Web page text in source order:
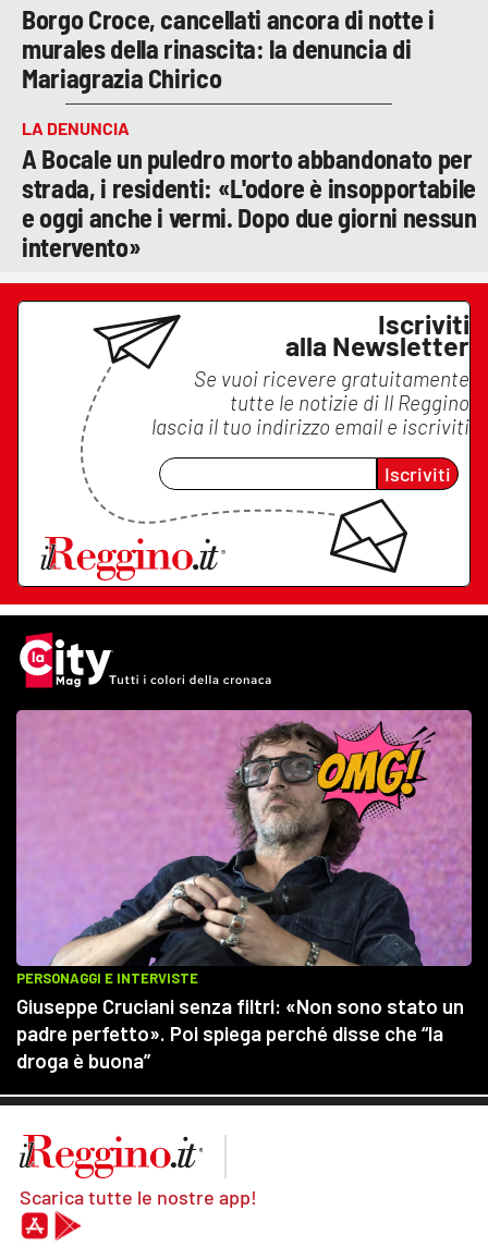
Borgo Croce, cancellati ancora di notte i
murales della rinascita: la denuncia di
Mariagrazia Chirico
LA DENUNCIA
A Bocale un puledro morto abbandonato per
strada, i residenti: «L'odore è insopportabile
e oggi anche i vermi. Dopo due giorni nessun
intervento»
Iscriviti
alla Newsletter
Se vuoi ricevere gratuitamente
tutte le notizie di Il Reggino
lascia il tuo indirizzo email e iscriviti
Iscriviti
Scarica tutte le nostre app!